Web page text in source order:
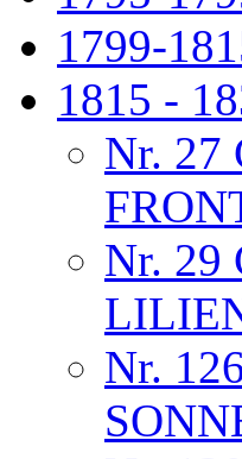
1799-
1815 -
Nr. 27
Nr. 29
Nr.